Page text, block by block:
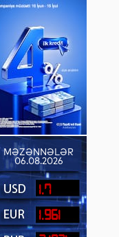
MƏZƏNNƏLƏR
06.08.2026
1.7
1.961